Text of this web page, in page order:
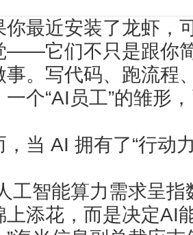
你最近安装了龙虾，
——它们不只是跟你
事。写代码、跑流程
一个“AI员工”的雏形
，当 AI 拥有了“行动
工智能算力需求呈
上添花，而是决定AI